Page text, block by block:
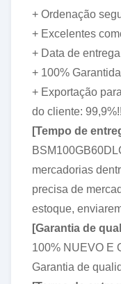
+ Ordenação
+ Excelentes
+ Data de
+ 100%
+ Exportação
do cliente: 99,9%!!
[Tempo de
mercadorias
precisa de
estoque,
[Garantia de
100% NUEVO E
Garantia de